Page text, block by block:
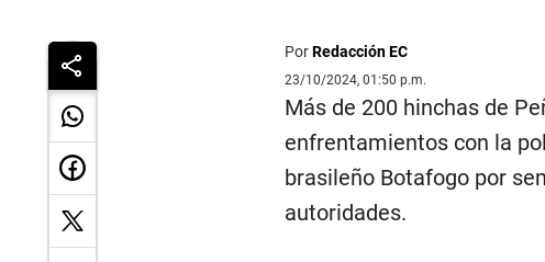
PorRedacción EC
23/10/2024, 01:50 p.m.
Más de 200 hinchas de
enfrentamientos con la
brasileño Botafogo por
autoridades.